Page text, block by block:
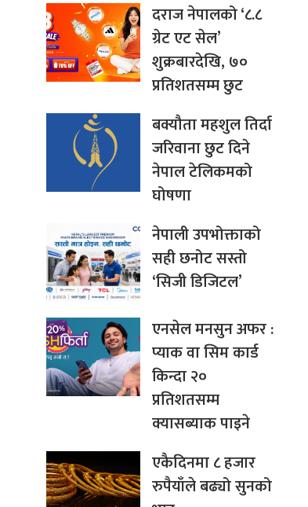
दराज नेपालको ‘८.८
ग्रेट एट सेल’
शुक्रबारदेखि, ७०
प्रतिशतसम्म छुट
बक्यौता महशुल तिर्दा
जरिवाना छुट दिने
नेपाल टेलिकमको
घोषणा
नेपाली उपभोक्ताको
सही छनोट सस्तो
‘सिजी डिजिटल’
एनसेल मनसुन अफर :
प्याक वा सिम कार्ड
किन्दा २०
प्रतिशतसम्म
क्यासब्याक पाइने
एकैदिनमा ८ हजार
रुपैयाँले बढ्यो सुनको